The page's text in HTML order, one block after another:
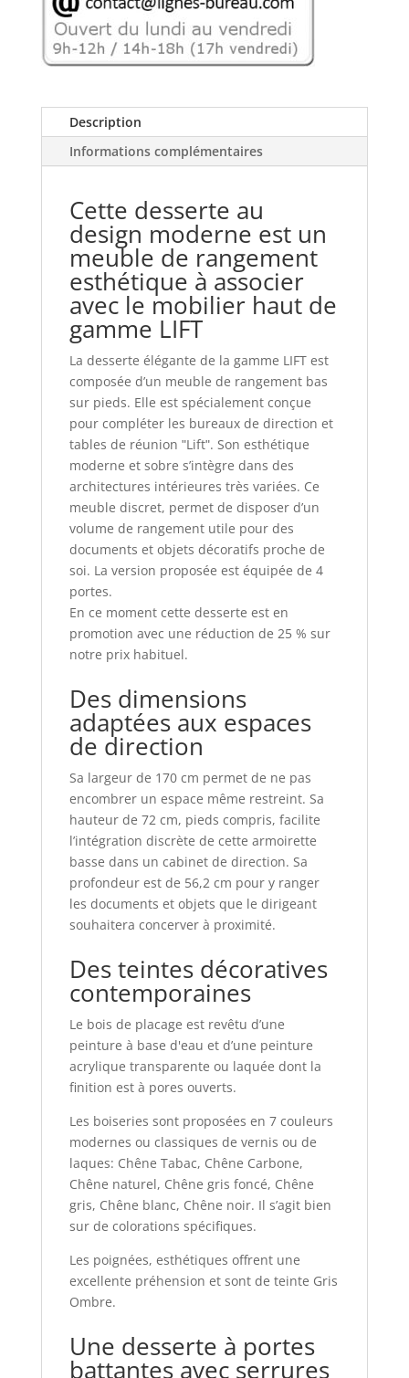
Description
Informations complémentaires
Cette desserte au
design moderne est un
meuble de rangement
esthétique à associer
avec le mobilier haut de
gamme LIFT
La desserte élégante de la gamme LIFT est
composée d’un meuble de rangement bas
sur pieds. Elle est spécialement conçue
pour compléter les bureaux de direction et
tables de réunion ʺLiftʺ. Son esthétique
moderne et sobre s’intègre dans des
architectures intérieures très variées. Ce
meuble discret, permet de disposer d’un
volume de rangement utile pour des
documents et objets décoratifs proche de
soi. La version proposée est équipée de 4
portes.
En ce moment cette desserte est en
promotion avec une réduction de 25 % sur
notre prix habituel.
Des dimensions
adaptées aux espaces
de direction
Sa largeur de 170 cm permet de ne pas
encombrer un espace même restreint. Sa
hauteur de 72 cm, pieds compris, facilite
l’intégration discrète de cette armoirette
basse dans un cabinet de direction. Sa
profondeur est de 56,2 cm pour y ranger
les documents et objets que le dirigeant
souhaitera concerver à proximité.
Des teintes décoratives
contemporaines
Le bois de placage est revêtu d’une
peinture à base d'eau et d’une peinture
acrylique transparente ou laquée dont la
finition est à pores ouverts.
Les boiseries sont proposées en 7 couleurs
modernes ou classiques de vernis ou de
laques: Chêne Tabac, Chêne Carbone,
Chêne naturel, Chêne gris foncé, Chêne
gris, Chêne blanc, Chêne noir. Il s’agit bien
sur de colorations spécifiques.
Les poignées, esthétiques offrent une
excellente préhension et sont de teinte Gris
Ombre.
Une desserte à portes
battantes avec serrures